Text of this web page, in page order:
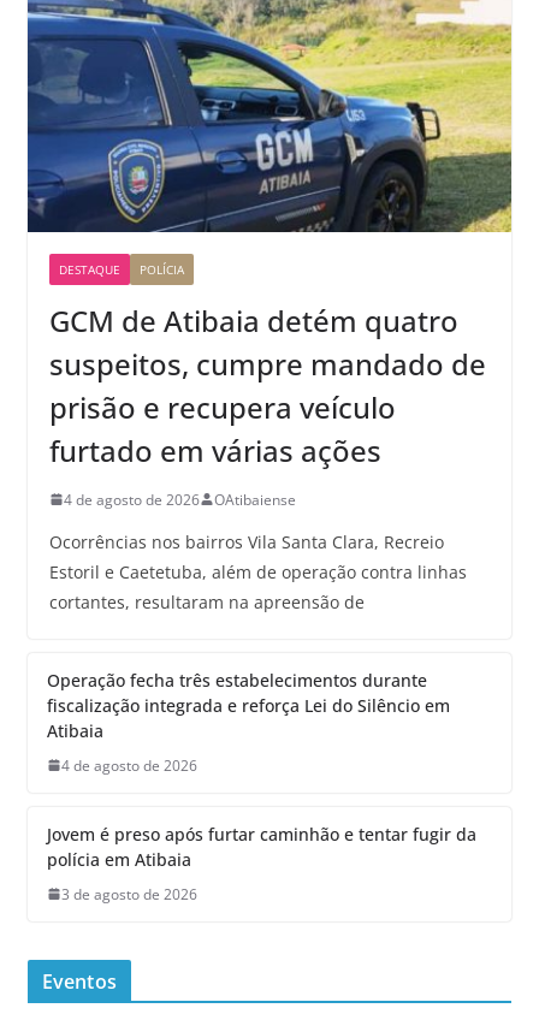
DESTAQUE POLÍCIA
GCM de Atibaia detém quatro
suspeitos, cumpre mandado de
prisão e recupera veículo
furtado em várias ações
4 de agosto de 2026 OAtibaiense
Ocorrências nos bairros Vila Santa Clara, Recreio
Estoril e Caetetuba, além de operação contra linhas
cortantes, resultaram na apreensão de
Operação fecha três estabelecimentos durante
fiscalização integrada e reforça Lei do Silêncio em
Atibaia
4 de agosto de 2026
Jovem é preso após furtar caminhão e tentar fugir da
polícia em Atibaia
3 de agosto de 2026
Eventos